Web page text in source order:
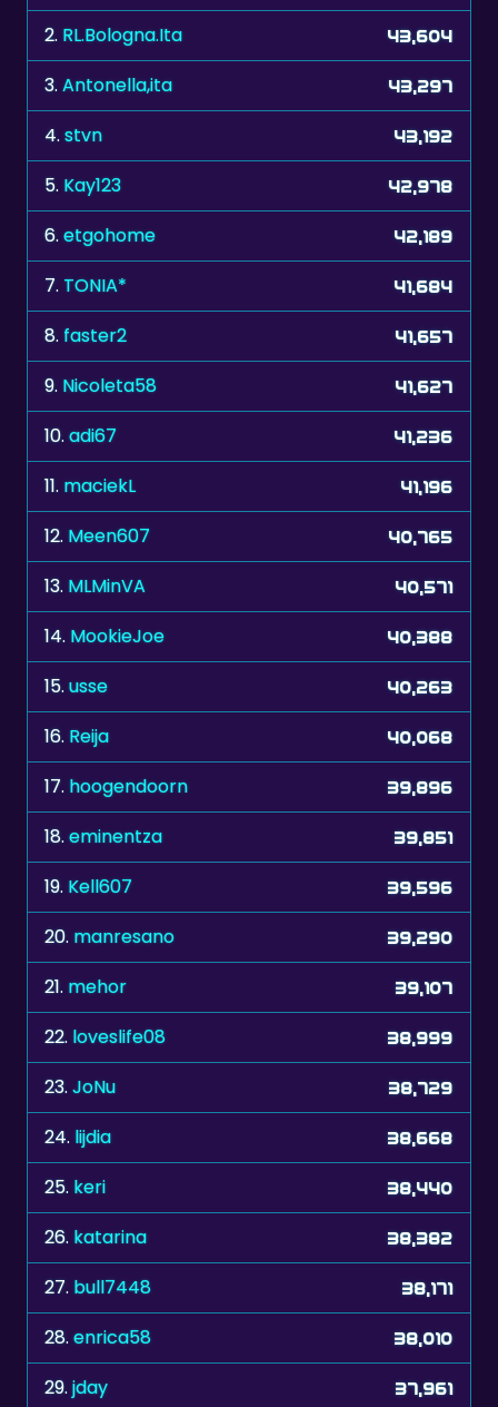
2. RL.Bologna.Ita 43,604
3.Antonella,ita 43,297
4.stvn 43,192
5. Kay123 42,978
6.etgohome 42,189
7. TONIA* 41,684
8.faster2 41,657
9. Nicoleta58 41,627
10.adi67 41,236
11. maciekL 41,196
12. Meen607 40,765
13. MLMinVA 40,571
14. MookieJoe 40,388
15.usse 40,263
16. Reija 40,068
17. hoogendoorn 39,896
18.eminentza 39,851
19. Kell607 39,596
20. manresano 39,290
21. mehor 39,107
22. loveslife08 38,999
23.JoNu 38,729
24. lijdia 38,668
25. keri 38,440
26. katarina 38,382
27. bull7448 38,171
28.enrica58 38,010
29.jday 37,961